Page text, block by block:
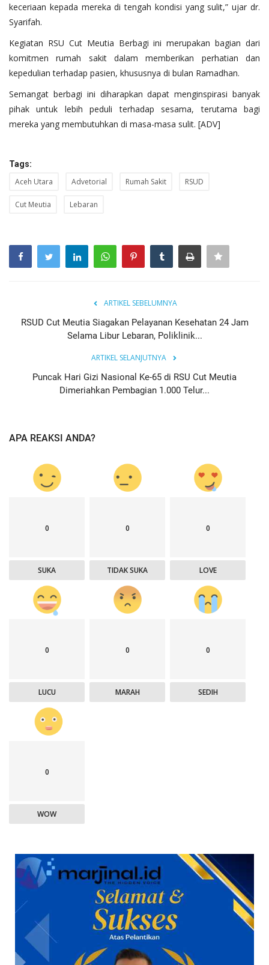
keceriaan kepada mereka di tengah kondisi yang sulit,” ujar dr.
Syarifah.
Kegiatan RSU Cut Meutia Berbagi ini merupakan bagian dari
komitmen rumah sakit dalam memberikan perhatian dan
kepedulian terhadap pasien, khususnya di bulan Ramadhan.
Semangat berbagi ini diharapkan dapat menginspirasi banyak
pihak untuk lebih peduli terhadap sesama, terutama bagi
mereka yang membutuhkan di masa-masa sulit. [ADV]
Tags:
Aceh Utara Advetorial Rumah Sakit RSUD
Cut Meutia Lebaran
ARTIKEL SEBELUMNYA
RSUD Cut Meutia Siagakan Pelayanan Kesehatan 24 Jam
Selama Libur Lebaran, Poliklinik...
ARTIKEL SELANJUTNYA
Puncak Hari Gizi Nasional Ke-65 di RSU Cut Meutia
Dimeriahkan Pembagian 1.000 Telur...
APA REAKSI ANDA?
0
SUKA
0
TIDAK SUKA
0
LOVE
0
LUCU
0
MARAH
0
SEDIH
0
WOW